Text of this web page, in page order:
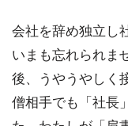
会社を辞め独立し
いまも忘れられま
後、うやうやしく
僧相手でも「社長